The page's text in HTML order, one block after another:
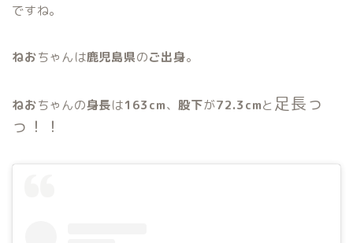
ですね。
ねおちゃんは鹿児島県のご出身。
ねおちゃんの身長は163cm、股下が72.3cmと 足長っ
っ！！